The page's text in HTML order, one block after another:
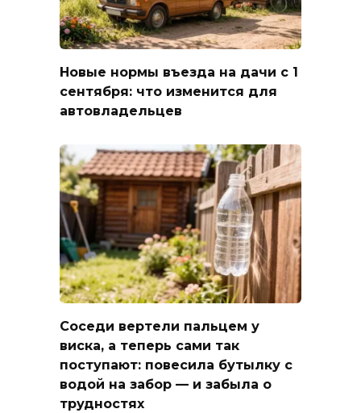
Новые нормы въезда на дачи с 1
сентября: что изменится для
автовладельцев
Соседи вертели пальцем у
виска, а теперь сами так
поступают: повесила бутылку с
водой на забор — и забыла о
трудностях